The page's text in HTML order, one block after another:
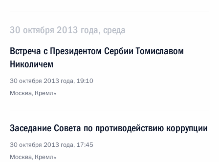
30 октября 2013 года, среда
Встреча с Президентом Сербии Томиславом
Николичем
30 октября 2013 года, 19:10
Москва, Кремль
Заседание Совета по противодействию коррупции
30 октября 2013 года, 17:45
Москва, Кремль